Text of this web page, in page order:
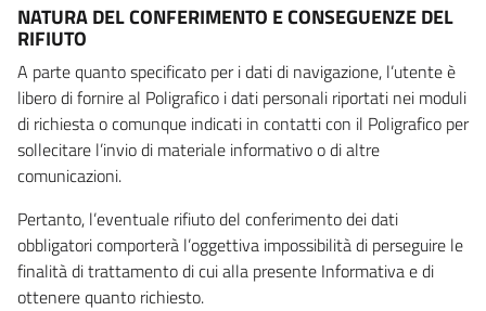
NATURA DEL CONFERIMENTO E CONSEGUENZE DEL
RIFIUTO
A parte quanto specificato per i dati di navigazione, l’utente è
libero di fornire al Poligrafico i dati personali riportati nei moduli
di richiesta o comunque indicati in contatti con il Poligrafico per
sollecitare l’invio di materiale informativo o di altre
comunicazioni.
Pertanto, l’eventuale rifiuto del conferimento dei dati
obbligatori comporterà l’oggettiva impossibilità di perseguire le
finalità di trattamento di cui alla presente Informativa e di
ottenere quanto richiesto.